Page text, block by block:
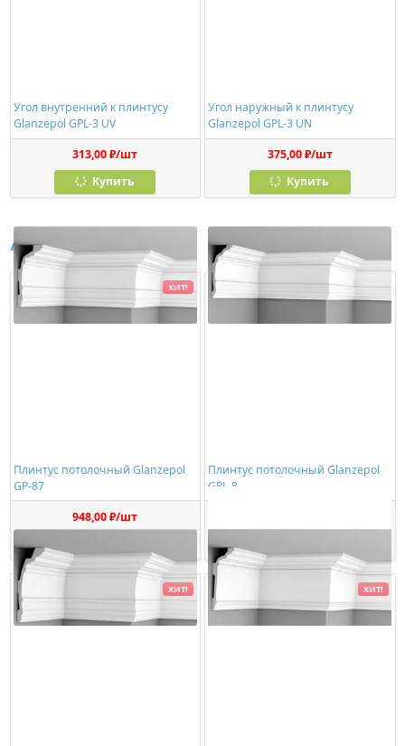
Угол внутренний к плинтусу
Glanzepol GPL-3 UV
313,00 ₽/шт
Купить
Угол наружный к плинтусу
Glanzepol GPL-3 UN
375,00 ₽/шт
Купить
Аналоги
Плинтус потолочный Glanzepol
GP-87
948,00 ₽/шт
ХИТ!
Плинтус потолочный Glanzepol
GPL-8
ХИТ! ХИТ!